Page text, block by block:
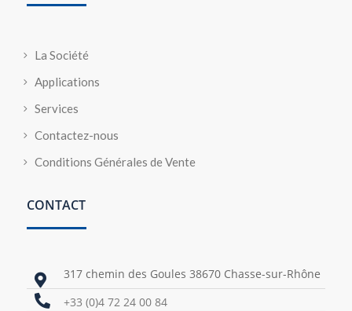
La Société
Applications
Services
Contactez-nous
Conditions Générales de Vente
CONTACT
 317 chemin des Goules 38670 Chasse-sur-Rhône
 +33 (0)4 72 24 00 84